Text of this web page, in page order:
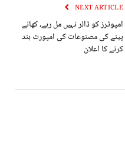
NEXT ARTICLE
امپوٹرز کو ڈالر نہیں مل رہے، کھانے
پینے کی مصنوعات کی امپورٹ بند
کرنے کا اعلان